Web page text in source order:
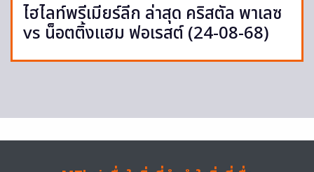
ไฮไลท์พรีเมียร์ลีก ล่าสุด คริสตัล พาเลซ
vs น็อตติ้งแฮม ฟอเรสต์ (24-08-68)